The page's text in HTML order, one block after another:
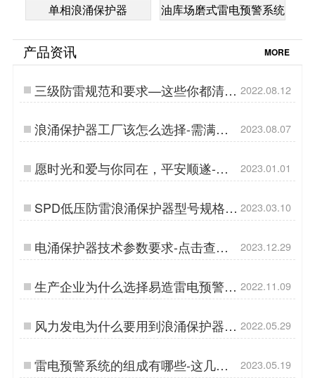
单相浪涌保护器 油库场磨式雷电预警系统
产品资讯 MORE
三级防雷规范和要求—这些你都清楚
吗【杭州易造】…
2022.08.12
浪涌保护器工厂该怎么选择-需满足
以下几点-易造防雷…
2023.08.07
愿时光和爱与你同在，平安顺遂-
【易造防雷】祝您元旦快乐…
2023.01.01
SPD低压防雷浪涌保护器型号规格参
数选择的步骤-你都清楚了吗--易造防
雷…
2023.03.10
电涌保护器技术参数要求-点击查看-
易造防雷…
2023.12.29
生产企业为什么选择易造雷电预警系
统【易造防雷】…
2022.11.09
风力发电为什么要用到浪涌保护器-
重不重要看这里【杭州易造】…
2022.05.29
雷电预警系统的组成有哪些-这几个
2023.05.19